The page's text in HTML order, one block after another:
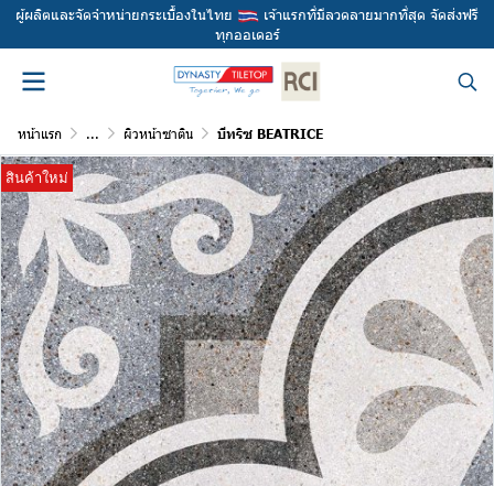
ผู้ผลิตและจัดจำหน่ายกระเบื้องในไทย
เจ้าแรกที่มีลวดลายมากที่สุด จัดส่งฟรี
ทุกออเดอร์
หน้าแรก ... ผิวหน้าซาติน บีทริซ BEATRICE
สินค้าใหม่